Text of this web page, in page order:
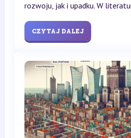
rozwoju, jak i upadku. W
CZYTAJ DALEJ